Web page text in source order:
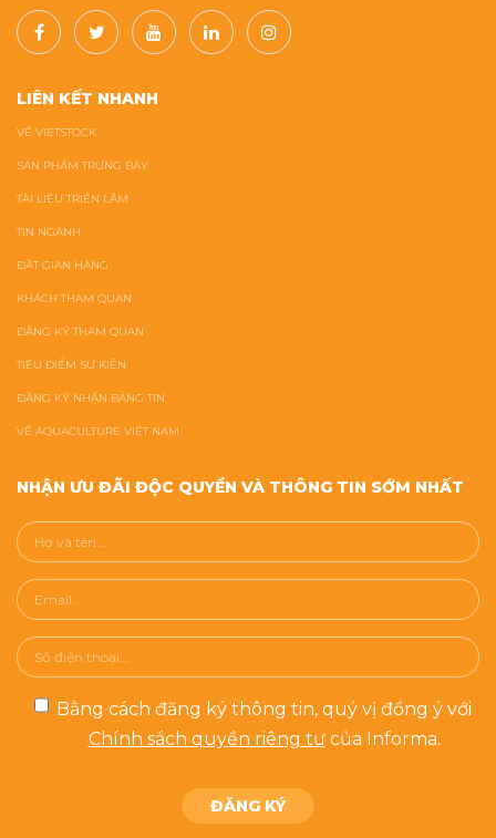
LIÊN KẾT NHANH
VỀ VIETSTOCK
SẢN PHẨM TRƯNG BÀY
TÀI LIỆU TRIỂN LÃM
TIN NGÀNH
ĐẶT GIAN HÀNG
KHÁCH THAM QUAN
ĐĂNG KÝ THAM QUAN
TIÊU ĐIỂM SỰ KIỆN
ĐĂNG KÝ NHẬN BẢNG TIN
VỀ AQUACULTURE VIỆT NAM
NHẬN ƯU ĐÃI ĐỘC QUYỀN VÀ THÔNG TIN SỚM NHẤT
Bằng cách đăng ký thông tin, quý vị đồng ý với
Chính sách quyền riêng tưcủa Informa.